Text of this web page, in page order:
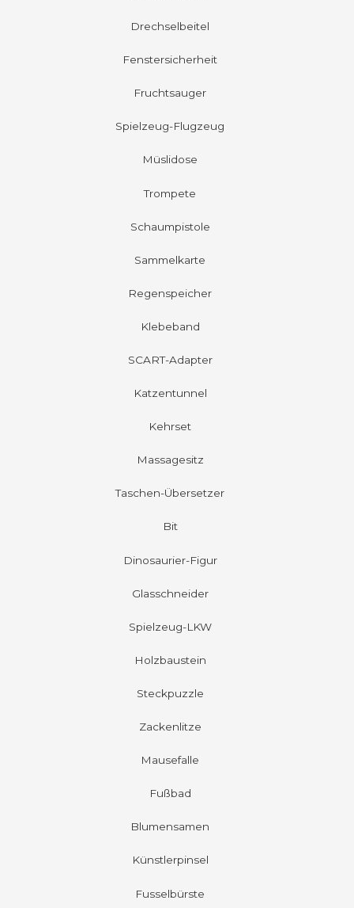
Drechselbeitel
Fenstersicherheit
Fruchtsauger
Spielzeug-Flugzeug
Müslidose
Trompete
Schaumpistole
Sammelkarte
Regenspeicher
Klebeband
SCART-Adapter
Katzentunnel
Kehrset
Massagesitz
Taschen-Übersetzer
Bit
Dinosaurier-Figur
Glasschneider
Spielzeug-LKW
Holzbaustein
Steckpuzzle
Zackenlitze
Mausefalle
Fußbad
Blumensamen
Künstlerpinsel
Fusselbürste